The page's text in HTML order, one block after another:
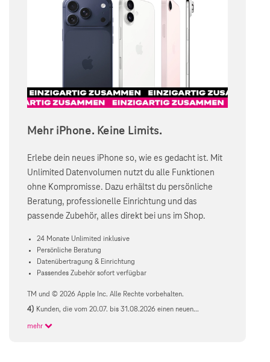
Mehr iPhone. Keine Limits.
Erlebe dein neues iPhone so, wie es gedacht ist. Mit
Unlimited Datenvolumen nutzt du alle Funktionen
ohne Kompromisse. Dazu erhältst du persönliche
Beratung, professionelle Einrichtung und das
passende Zubehör, alles direkt bei uns im Shop.
24 Monate Unlimited inklusive
Persönliche Beratung
Datenübertragung & Einrichtung
Passendes Zubehör sofort verfügbar
TM und © 2026 Apple Inc. Alle Rechte vorbehalten.
4) Kunden, die vom 20.07. bis 31.08.2026 einen neuen...
mehr